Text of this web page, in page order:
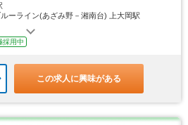
ーライン(あざみ野－湘南台) 上大岡駅
採用中
この求人に興味がある